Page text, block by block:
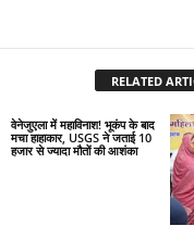
RELATED
वेनेजुएला में महाविनाश! भूकंप के बाद
मचा हाहाकार, USGS ने जताई 10
हजार से ज्यादा मौतों की आशंका